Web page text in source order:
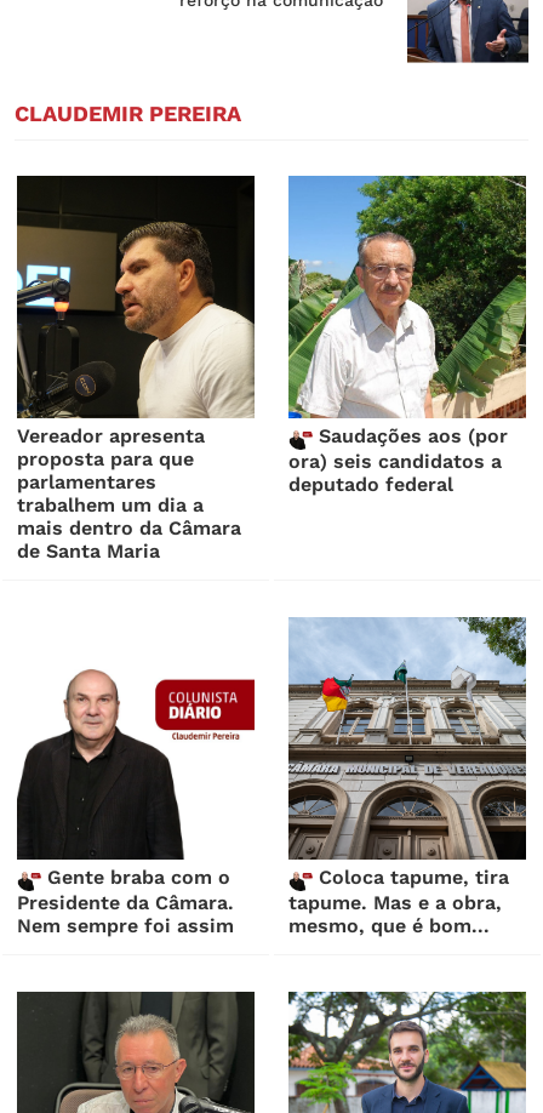
CLAUDEMIR PEREIRA
Vereador apresenta
proposta para que
parlamentares
trabalhem um dia a
mais dentro da Câmara
de Santa Maria
Saudações aos (por
ora) seis candidatos a
deputado federal
Gente braba com o
Presidente da Câmara.
Nem sempre foi assim
Coloca tapume, tira
tapume. Mas e a obra,
mesmo, que é bom...